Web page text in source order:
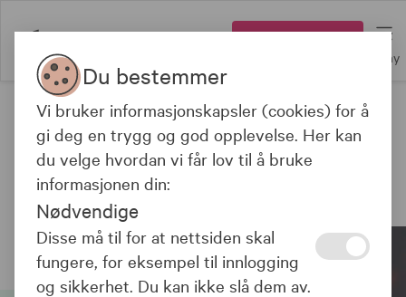
Meny
NSF-medlem?Klikk her for åsjekke pris og bestille
hundeforsikring.
Kjæledyr
Du bestemmer
Vi bruker informasjonskapsler (cookies) for å
gi deg en trygg og god opplevelse. Her kan
du velge hvordan vi får lov til å bruke
informasjonen din:
Nødvendige
Disse må til for at nettsiden skal
fungere, for eksempel til innlogging
og sikkerhet. Du kan ikke slå dem av.